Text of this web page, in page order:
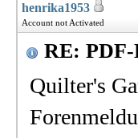
henrika1953
Account not Activated
RE:
Quilter's